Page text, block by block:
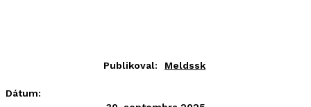
Publikoval: Meldssk
Dátum: